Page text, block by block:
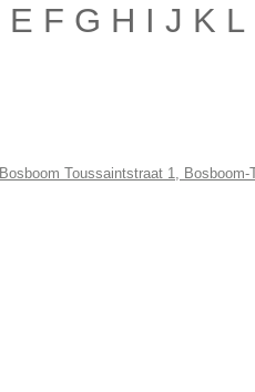
E F G H I J K
Toussaintstraat 1,